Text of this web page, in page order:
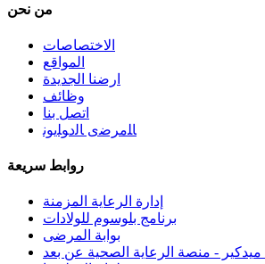
من نحن
الاختصاصات
المواقع
ارضنا الجديدة
وظائف
اتصل بنا
ﺎﻠﻣﺮﺿﻯ ﺎﻟﺩﻮﻠﻳﻮﻧ
روابط سريعة
إدارة الرعاية المزمنة
برنامج بلوسوم للولادات
بوابة المرضى
ميدكير - منصة الرعاية الصحية عن بعد